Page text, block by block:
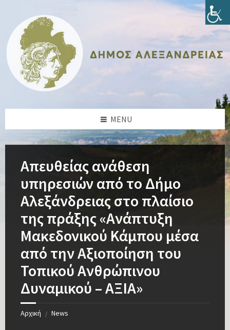
content
sidebar
sidebar
footer
MENU
Απευθείας ανάθεση
υπηρεσιών από το Δήμο
Αλεξάνδρειας στο πλαίσιο
της πράξης «Ανάπτυξη
Μακεδονικού Κάμπου μέσα
από την Αξιοποίηση του
Τοπικού Ανθρώπινου
Δυναμικού – ΑΞΙΑ»
Αρχική / News